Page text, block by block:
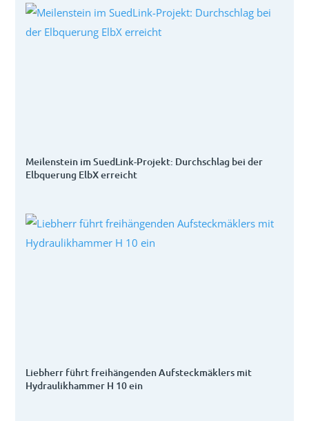
Meilenstein im SuedLink-Projekt: Durchschlag bei der
Elbquerung ElbX erreicht
Liebherr führt freihängenden Aufsteckmäklers mit
Hydraulikhammer H 10 ein